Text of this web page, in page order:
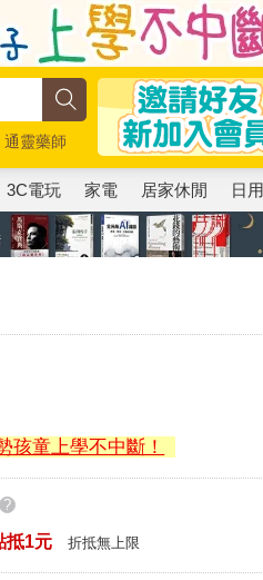
通靈藥師
3C電玩 家電 居家休閒 日
孩童上學不中斷！
?
抵1元 折抵無上限